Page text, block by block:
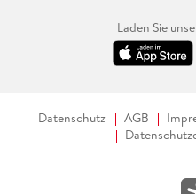
Laden Sie
Datenschutz AGB